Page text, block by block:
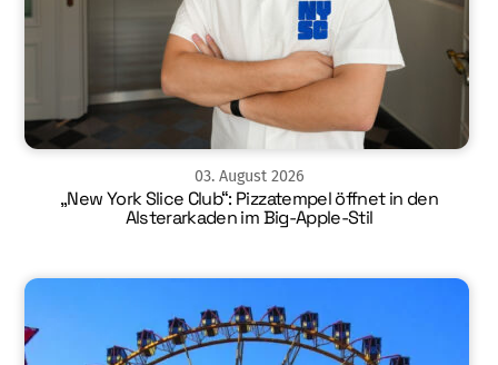
03. August 2026
„New York Slice Club“: Pizzatempel öffnet in den
Alsterarkaden im Big-Apple-Stil